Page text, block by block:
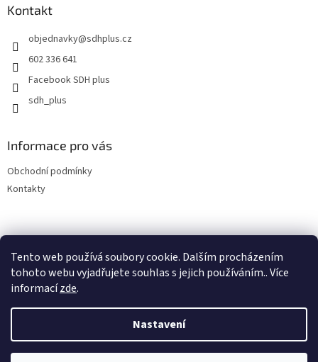
Tento web používá soubory cookie. Dalším procházením
tohoto webu vyjadřujete souhlas s jejich používáním.. Více
informacízde.
Nastavení
Kontakt
objednavky@sdhplus.cz
602 336 641
Facebook SDH plus
sdh_plus
Informace pro vás
Obchodní podmínky
Kontakty
Copyright 2026SDH plus vše pro hasiče a záchranáře. Všechna